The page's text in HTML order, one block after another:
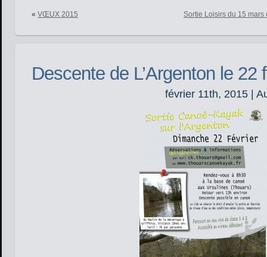
« VŒUX 2015 Sortie Loisirs du 15 mars
Descente de L’Argenton le 22
février 11th, 2015 |